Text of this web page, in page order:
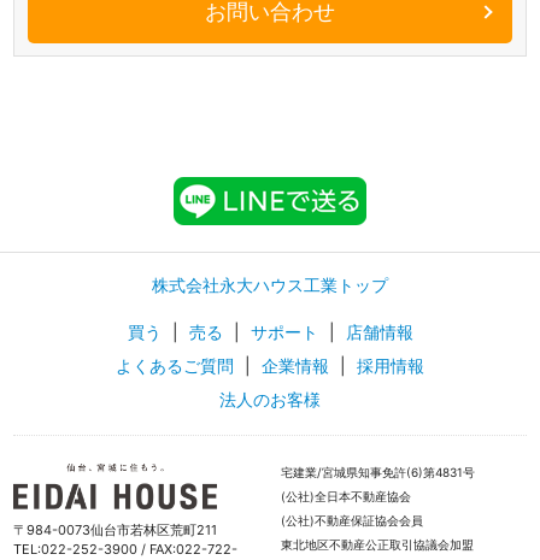
お問い合わせ
株式会社永大ハウス工業トップ
買う 売る サポート
店舗情報
よくあるご質問
企業情報
採用情報
法人のお客様
〒984-0073仙台市若林区荒町211
TEL:022-252-3900 / FAX:022-722-
宅建業/宮城県知事免許(6)第4831号
(公社)全日本不動産協会
(公社)不動産保証協会会員
東北地区不動産公正取引協議会加盟